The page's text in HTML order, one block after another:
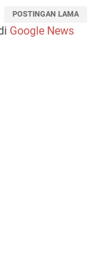
POSTINGAN LAMA
Google News